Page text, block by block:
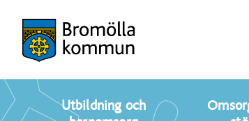
Utbildning och